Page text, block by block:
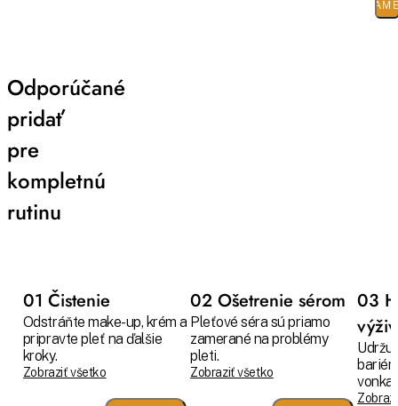
Odporúčané
pridať
pre
kompletnú
rutinu
01 Čistenie
Odstráňte make-up, krém a
pripravte pleť na ďalšie
kroky.
Zobraziť všetko
02 Ošetrenie sérom
Pleťové séra sú priamo
zamerané na problémy
pleti.
Zobraziť všetko
03